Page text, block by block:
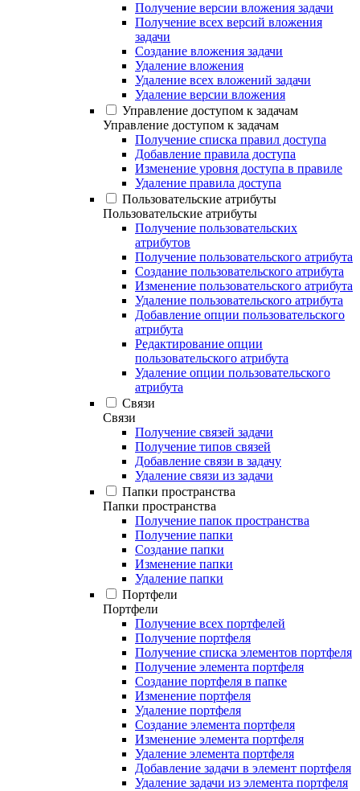
Получение версии вложения задачи
Получение всех версий вложения
задачи
Создание вложения задачи
Удаление вложения
Удаление всех вложений задачи
Удаление версии вложения
Управление доступом к задачам
Управление доступом к задачам
Получение списка правил доступа
Добавление правила доступа
Изменение уровня доступа в правиле
Удаление правила доступа
Пользовательские атрибуты
Пользовательские атрибуты
Получение пользовательских
атрибутов
Получение пользовательского атрибута
Создание пользовательского атрибута
Изменение пользовательского атрибута
Удаление пользовательского атрибута
Добавление опции пользовательского
атрибута
Редактирование опции
пользовательского атрибута
Удаление опции пользовательского
атрибута
Связи
Связи
Получение связей задачи
Получение типов связей
Добавление связи в задачу
Удаление связи из задачи
Папки пространства
Папки пространства
Получение папок пространства
Получение папки
Создание папки
Изменение папки
Удаление папки
Портфели
Портфели
Получение всех портфелей
Получение портфеля
Получение списка элементов портфеля
Получение элемента портфеля
Создание портфеля в папке
Изменение портфеля
Удаление портфеля
Создание элемента портфеля
Изменение элемента портфеля
Удаление элемента портфеля
Добавление задачи в элемент портфеля
Удаление задачи из элемента портфеля